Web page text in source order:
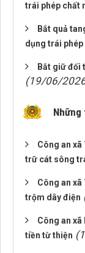
trái phép chất
Bắt quả
dụng trái
Bắt giữ đối
(19/06/
Những
Công an
trữ cát sông
Công an
trộm dây điện
Công an
tiền từ thiện